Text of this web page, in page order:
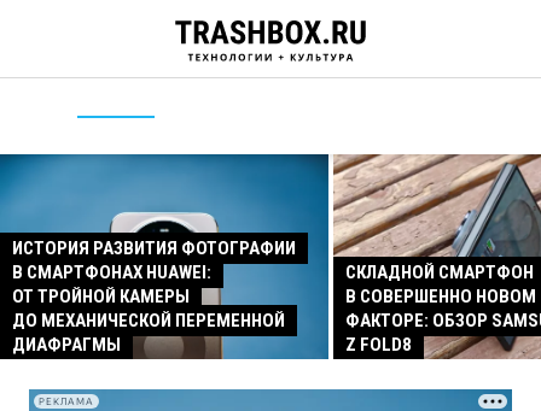
ИСТОРИЯ РАЗВИТИЯ ФОТОГРАФИИ
В СМАРТФОНАХ HUAWEI:
ОТ ТРОЙНОЙ КАМЕРЫ
ДО МЕХАНИЧЕСКОЙ ПЕРЕМЕННОЙ
ДИАФРАГМЫ
СКЛАДНОЙ СМАРТФОН
В СОВЕРШЕННО
ФАКТОРЕ: ОБЗОР
Z FOLD8
РЕКЛАМА